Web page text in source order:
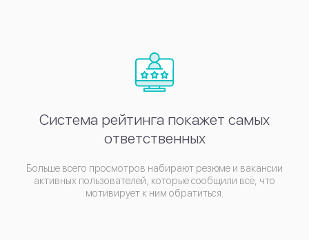
Система рейтинга покажет самых
ответственных
Больше всего просмотров набирают резюме и вакансии
активных пользователей, которые сообщили всё, что
мотивирует к ним обратиться.